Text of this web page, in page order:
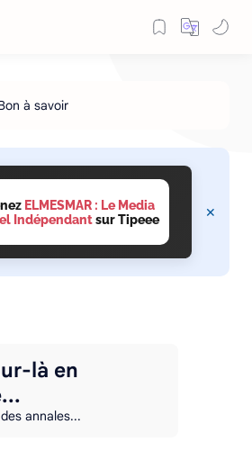
ELMESMAR : Le Media
Indépendantsur Tipeee
là en
annales...